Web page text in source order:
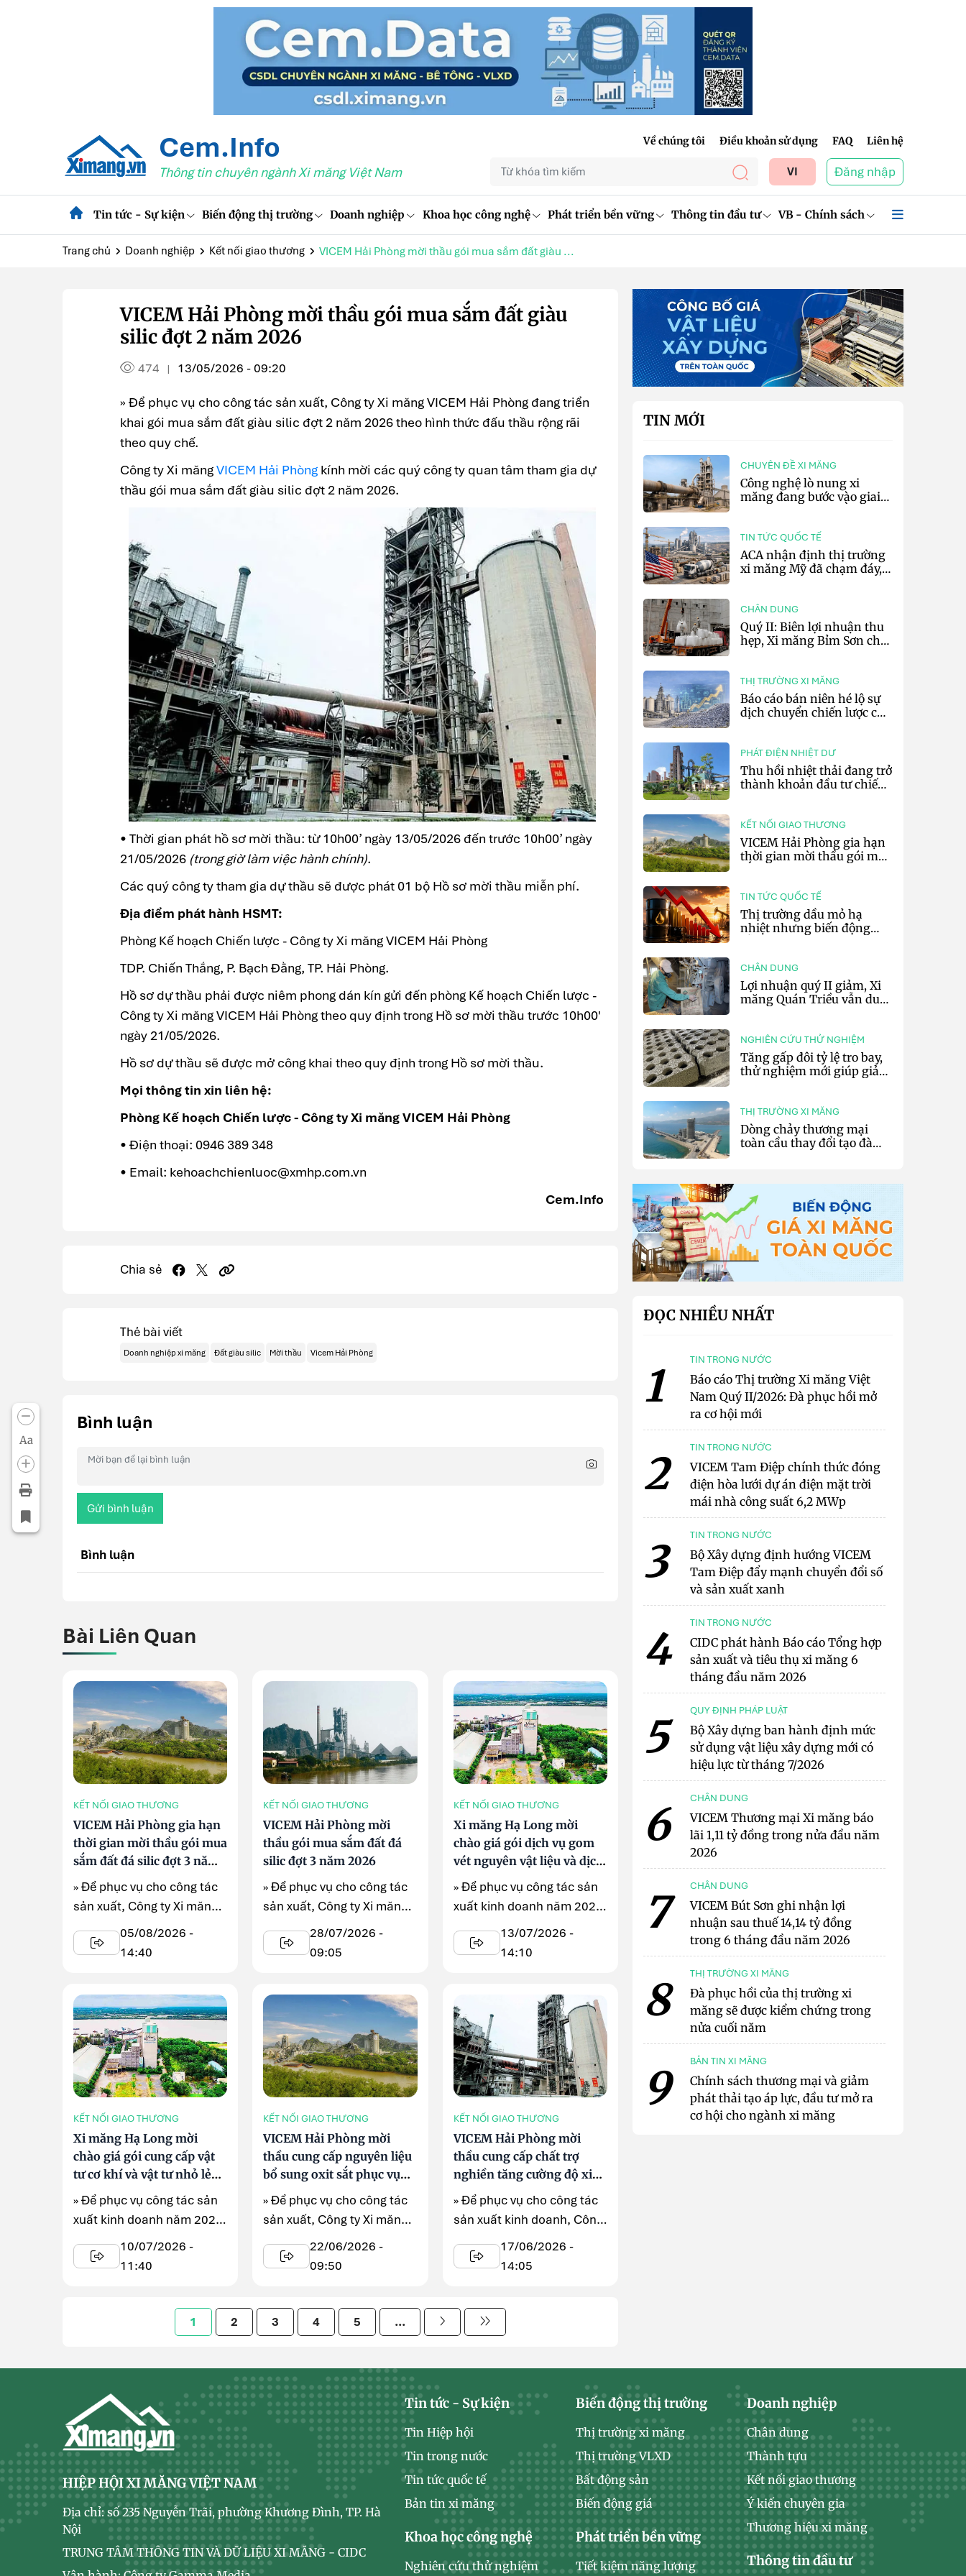
Cem.Info
Thông tin chuyên ngành Xi măng Việt Nam
Về chúng tôi Điều khoản sử dụng FAQ Liên hệ
VI Đăng nhập
Tin tức - Sự kiện Biến động thị trường Doanh nghiệp Khoa học công nghệ Phát triển bền vững Thông tin đầu tư VB - Chính sách
Trang chủ Doanh nghiệp Kết nối giao thương VICEM Hải Phòng mời thầu gói mua sắm đất giàu ...
Aa
VICEM Hải Phòng mời thầu gói mua sắm đất giàu
silic đợt 2 năm 2026
474 | 13/05/2026 - 09:20
» Để phục vụ cho công tác sản xuất, Công ty Xi măng VICEM Hải Phòng đang triển
khai gói mua sắm đất giàu silic đợt 2 năm 2026 theo hình thức đấu thầu rộng rãi
theo quy chế.
Công ty Xi măngVICEM Hải Phòng kính mời các quý công ty quan tâm tham gia dự
thầu gói mua sắm đất giàu silic đợt 2 năm 2026.
• Thời gian phát hồ sơ mời thầu: từ 10h00’ ngày 13/05/2026 đến trước 10h00’ ngày
21/05/2026 (trong giờ làm việc hành chính).
Các quý công ty tham gia dự thầu sẽ được phát 01 bộ Hồ sơ mời thầu miễn phí.
Địa điểm phát hành HSMT:
Phòng Kế hoạch Chiến lược - Công ty Xi măng VICEM Hải Phòng
TDP. Chiến Thắng, P. Bạch Đằng, TP. Hải Phòng.
Hồ sơ dự thầu phải được niêm phong dán kín gửi đến phòng Kế hoạch Chiến lược -
Công ty Xi măng VICEM Hải Phòng theo quy định trong Hồ sơ mời thầu trước 10h00'
ngày 21/05/2026.
Hồ sơ dự thầu sẽ được mở công khai theo quy định trong Hồ sơ mời thầu.
Mọi thông tin xin liên hệ:
Phòng Kế hoạch Chiến lược - Công ty Xi măng VICEM Hải Phòng
• Điện thoại: 0946 389 348
• Email: kehoachchienluoc@xmhp.com.vn
Cem.Info
Chia sẻ
Thẻ bài viết
Doanh nghiệp xi măng Đất giàu silic Mời thầu Vicem Hải Phòng
Bình luận
Gửi bình luận
Bình luận
Bài Liên Quan
KẾT NỐI GIAO THƯƠNG
VICEM Hải Phòng gia hạn
thời gian mời thầu gói mua
sắm đất đá silic đợt 3 năm
2026
» Để phục vụ cho công tác
sản xuất, Công ty Xi măng
VICEM Hải Phòng gia hạn
thời ...
05/08/2026 -
14:40
KẾT NỐI GIAO THƯƠNG
VICEM Hải Phòng mời
thầu gói mua sắm đất đá
silic đợt 3 năm 2026
» Để phục vụ cho công tác
sản xuất, Công ty Xi măng
VICEM Hải Phòng đang
triển khai ...
28/07/2026 -
09:05
KẾT NỐI GIAO THƯƠNG
Xi măng Hạ Long mời
chào giá gói dịch vụ gom
vét nguyên vật liệu và dịch
vụ khác phục vụ sản xuất
xi măng
» Để phục vụ công tác sản
xuất kinh doanh năm 2026,
Công ty TNHH MTV Xi
măng Hạ Long ...
13/07/2026 -
14:10
KẾT NỐI GIAO THƯƠNG
Xi măng Hạ Long mời
chào giá gói cung cấp vật
tư cơ khí và vật tư nhỏ lẻ
tháng 7 năm 2026
» Để phục vụ công tác sản
xuất kinh doanh năm 2026,
Công ty TNHH MTV Xi
măng Hạ Long ...
10/07/2026 -
11:40
KẾT NỐI GIAO THƯƠNG
VICEM Hải Phòng mời
thầu cung cấp nguyên liệu
bổ sung oxit sắt phục vụ
sản xuất
» Để phục vụ cho công tác
sản xuất, Công ty Xi măng
VICEM Hải Phòng thông ...
22/06/2026 -
09:50
KẾT NỐI GIAO THƯƠNG
VICEM Hải Phòng mời
thầu cung cấp chất trợ
nghiền tăng cường độ xi
măng
» Để phục vụ cho công tác
sản xuất kinh doanh, Công
ty Xi măng VICEM Hải
Phòng ...
17/06/2026 -
14:05
1 2 3 4 5 ...
TIN MỚI
CHUYÊN ĐỀ XI MĂNG
Công nghệ lò nung xi
măng đang bước vào giai
TIN TỨC QUỐC TẾ
ACA nhận định thị trường
xi măng Mỹ đã chạm đáy,
CHÂN DUNG
Quý II: Biên lợi nhuận thu
hẹp, Xi măng Bỉm Sơn chỉ
THỊ TRƯỜNG XI MĂNG
Báo cáo bán niên hé lộ sự
dịch chuyển chiến lược của
PHÁT ĐIỆN NHIỆT DƯ
Thu hồi nhiệt thải đang trở
thành khoản đầu tư chiến
KẾT NỐI GIAO THƯƠNG
VICEM Hải Phòng gia hạn
thời gian mời thầu gói mua
TIN TỨC QUỐC TẾ
Thị trường dầu mỏ hạ
nhiệt nhưng biến động
CHÂN DUNG
Lợi nhuận quý II giảm, Xi
măng Quán Triều vẫn duy
NGHIÊN CỨU THỬ NGHIỆM
Tăng gấp đôi tỷ lệ tro bay,
thử nghiệm mới giúp giảm
THỊ TRƯỜNG XI MĂNG
Dòng chảy thương mại
toàn cầu thay đổi tạo đà
ĐỌC NHIỀU NHẤT
1 TIN TRONG NƯỚC
Báo cáo Thị trường Xi măng Việt
Nam Quý II/2026: Đà phục hồi mở
ra cơ hội mới
2 TIN TRONG NƯỚC
VICEM Tam Điệp chính thức đóng
điện hòa lưới dự án điện mặt trời
mái nhà công suất 6,2 MWp
3 TIN TRONG NƯỚC
Bộ Xây dựng định hướng VICEM
Tam Điệp đẩy mạnh chuyển đổi số
và sản xuất xanh
4 TIN TRONG NƯỚC
CIDC phát hành Báo cáo Tổng hợp
sản xuất và tiêu thụ xi măng 6
tháng đầu năm 2026
5 QUY ĐỊNH PHÁP LUẬT
Bộ Xây dựng ban hành định mức
sử dụng vật liệu xây dựng mới có
hiệu lực từ tháng 7/2026
6 CHÂN DUNG
VICEM Thương mại Xi măng báo
lãi 1,11 tỷ đồng trong nửa đầu năm
2026
7 CHÂN DUNG
VICEM Bút Sơn ghi nhận lợi
nhuận sau thuế 14,14 tỷ đồng
trong 6 tháng đầu năm 2026
8 THỊ TRƯỜNG XI MĂNG
Đà phục hồi của thị trường xi
măng sẽ được kiểm chứng trong
nửa cuối năm
9 BẢN TIN XI MĂNG
Chính sách thương mại và giảm
phát thải tạo áp lực, đầu tư mở ra
cơ hội cho ngành xi măng
HIỆP HỘI XI MĂNG VIỆT NAM
Địa chỉ: số 235 Nguyễn Trãi, phường Khương Đình, TP. Hà
Nội
TRUNG TÂM THÔNG TIN VÀ DỮ LIỆU XI MĂNG - CIDC
Tin tức - Sự kiện
Tin Hiệp hội
Tin trong nước
Tin tức quốc tế
Bản tin xi măng
Khoa học công nghệ
Nghiên cứu thử nghiệm
Biến động thị trường
Thị trường xi măng
Thị trường VLXD
Bất động sản
Biến động giá
Phát triển bền vững
Tiết kiệm năng lượng
Doanh nghiệp
Chân dung
Thành tựu
Kết nối giao thương
Ý kiến chuyên gia
Thương hiệu xi măng
Thông tin đầu tư